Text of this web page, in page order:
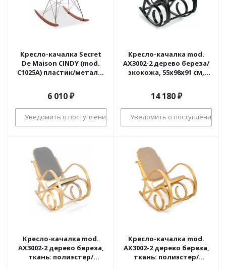
Кресло-качалка Secret
De Maison CINDY (mod.
C1025A) пластик/металл/
белый 018 /натуральный
(поставляется по 4 шт)
6 010₽
Уведомить о поступлении
Кресло-качалка mod.
AX3002-2 дерево береза/
экокожа, 55х98х91 см,
экокожа темно-
коричневая
14 180₽
Уведомить о поступлении
Кресло-качалка mod.
AX3002-2 дерево береза,
ткань: полиэстер/
Кресло-качалка mod.
AX3002-2 дерево береза,
ткань: полиэстер/